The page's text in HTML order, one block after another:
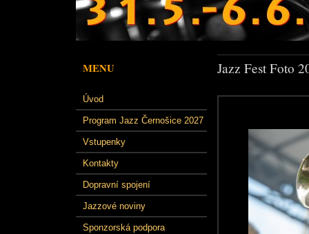
MENU
Úvod
Program Jazz Černošice 2027
Vstupenky
Kontakty
Dopravní spojení
Jazzové noviny
Sponzorská podpora
Jazz Fest Foto